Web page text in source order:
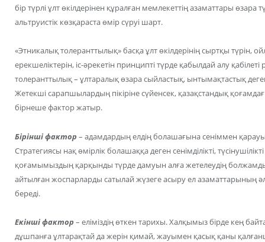
бір түрлі ұлт өкілдерінен құралған мемлекеттің азаматтары өзара
альтруистік көзқараста өмір сүруі шарт.
«Этникалық толеранттылық» басқа ұлт өкілдерінің сыртқы түрін,
ерекшеліктерін, іс-әрекетін принципті түрде қабылдай алу қабілеті
толеранттылық – ұлтаралық өзара сыйластық, ынтымақтастық
Жетекші сарапшылардың пікіріне сүйенсек, қазақстандық
бірнеше фактор жатыр.
Бірінші фактор – адамдардың елдің болашағына сеніммен
Стратегиясы нақ өмірлік болашаққа деген сенімділікті,
қоғамымыздың қарқынды түрде дамуын алға жетелеудің
айтылған жоспарларды сатылай жүзеге асыру ел азаматтарының
береді.
Екінші фактор – еліміздің өткен тарихы. Халқымыз бірде кең
дұшпанға ұлтарақтай да жерін қимай, жауымен қасық қаны